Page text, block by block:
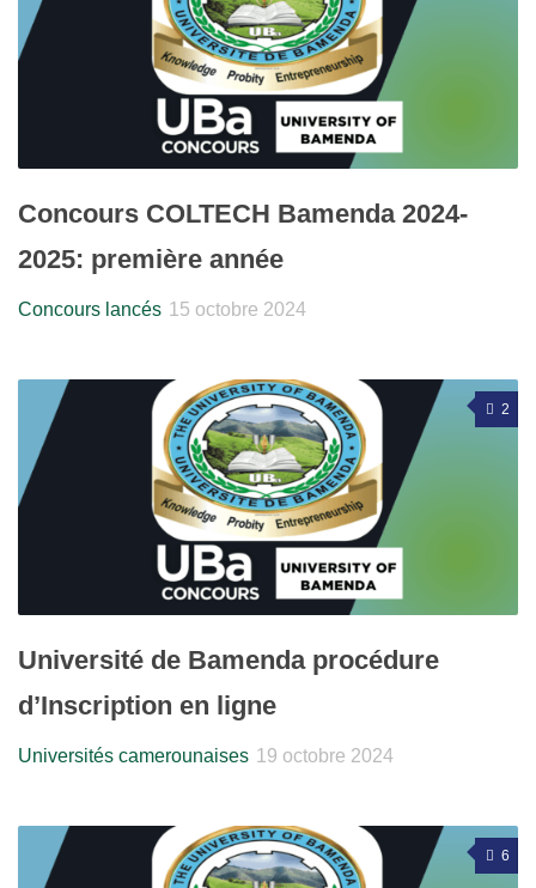
Concours COLTECH Bamenda 2024-
2025: première année
Concours lancés 15 octobre 2024
2
Université de Bamenda procédure
d’Inscription en ligne
Universités camerounaises 19 octobre 2024
6